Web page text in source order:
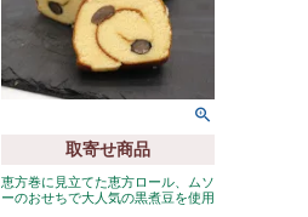
取寄せ商品
恵方巻に見立てた恵方ロール、ムソ
ーのおせちで大人気の黒煮豆を使用